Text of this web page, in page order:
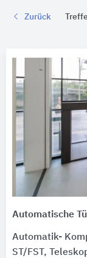
Zurück
Automatische
Automatik-
ST/FST,